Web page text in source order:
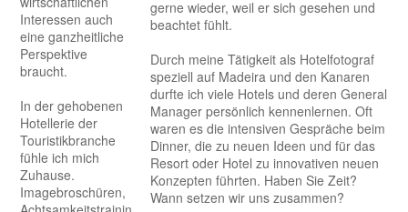
Interessen auch
eine ganzheitliche
Perspektive
braucht.
In der gehobenen
Hotellerie der
Touristikbranche
fühle ich mich
Zuhause.
Imagebroschüren,
gerne wieder, weil er sich gesehen und
beachtet fühlt.
Durch meine Tätigkeit als Hotelfotograf
speziell auf Madeira und den Kanaren
durfte ich viele Hotels und deren General
Manager persönlich kennenlernen. Oft
waren es die intensiven Gespräche beim
Dinner, die zu neuen Ideen und für das
Resort oder Hotel zu innovativen neuen
Konzepten führten. Haben Sie Zeit?
Wann setzen wir uns zusammen?